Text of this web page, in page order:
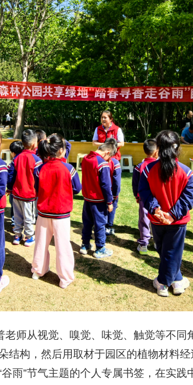
老师从视觉、嗅觉、味觉、触觉等不同
结构，然后用取材于园区的植物材料
雨”节气主题的个人专属书签，在实践